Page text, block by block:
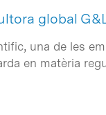
global
una de les
en matèria